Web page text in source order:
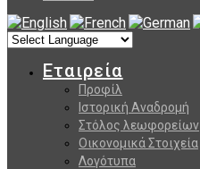
Εταιρεία
Προφίλ
Ιστορική Αναδρομή
Στόλος λεωφορείων
Οικονομικά Στοιχεία
Λογότυπα